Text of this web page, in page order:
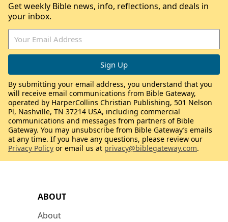
ABOUT
About
Get weekly Bible news, info, reflections, and deals in
your inbox.
By submitting your email address, you understand that you
will receive email communications from Bible Gateway,
operated by HarperCollins Christian Publishing, 501 Nelson
Pl, Nashville, TN 37214 USA, including commercial
communications and messages from partners of Bible
Gateway. You may unsubscribe from Bible Gateway’s emails
at any time. If you have any questions, please review our
Privacy Policy or email us at privacy@biblegateway.com.